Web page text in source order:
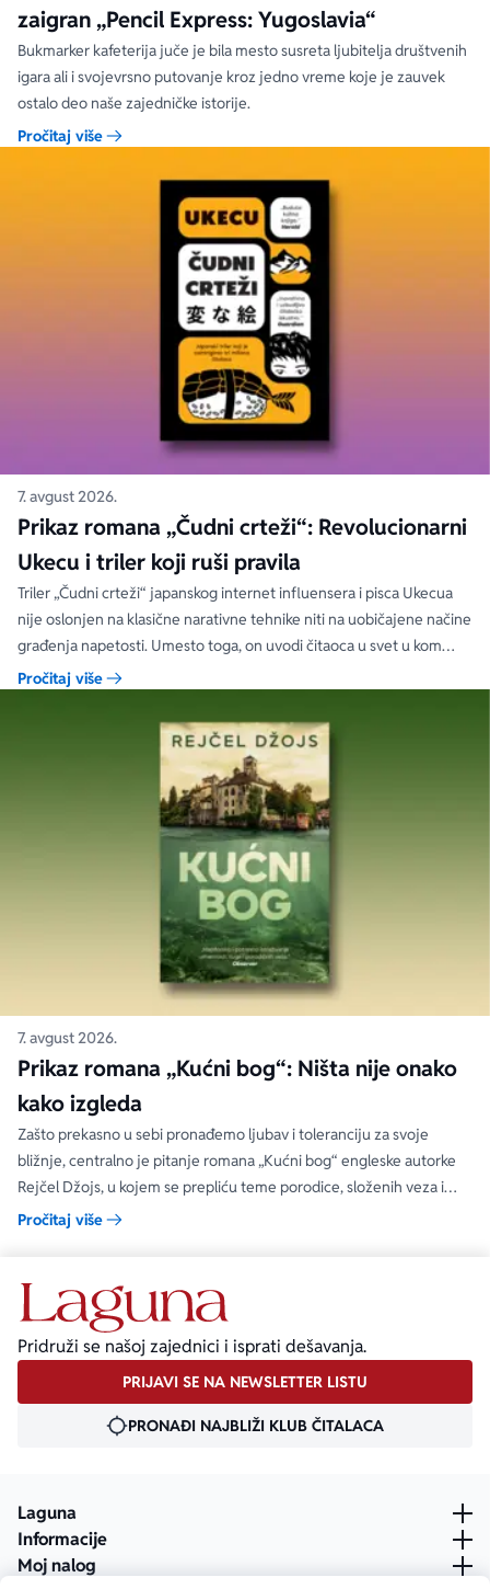
zaigran „Pencil Express: Yugoslavia“
Bukmarker kafeterija juče je bila mesto susreta ljubitelja društvenih
igara ali i svojevrsno putovanje kroz jedno vreme koje je zauvek
ostalo deo naše zajedničke istorije.
Pročitaj više
7. avgust 2026.
Prikaz romana „Čudni crteži“: Revolucionarni
Ukecu i triler koji ruši pravila
Triler „Čudni crteži“ japanskog internet influensera i pisca Ukecua
nije oslonjen na klasične narativne tehnike niti na uobičajene načine
građenja napetosti. Umesto toga, on uvodi čitaoca u svet u kom
priložene ilustracije govore više od reči, a ono što je nacrtano često
Pročitaj više
7. avgust 2026.
Prikaz romana „Kućni bog“: Ništa nije onako
kako izgleda
Zašto prekasno u sebi pronađemo ljubav i toleranciju za svoje
bližnje, centralno je pitanje romana „Kućni bog“ engleske autorke
Rejčel Džojs, u kojem se prepliću teme porodice, složenih veza i
umetnosti.
Pročitaj više
Pridruži se našoj zajednici i isprati dešavanja.
PRIJAVI SE NA NEWSLETTER LISTU
PRONAĐI NAJBLIŽI KLUB ČITALACA
Laguna
Informacije
Moj nalog